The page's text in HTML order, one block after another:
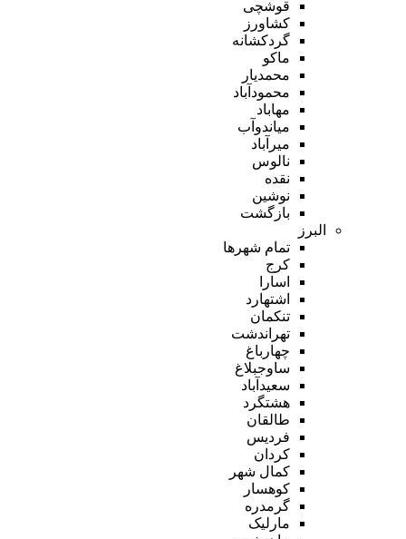
قوشچی
کشاورز
گردکشانه
ماکو
محمدیار
محمودآباد
مهاباد
میاندوآب
میرآباد
نالوس
نقده
نوشین
بازگشت
البرز
تمام شهر‌ها
کرج
اسارا
اشتهارد
تنکمان
تهراندشت
چهارباغ
ساوجبلاغ
سعیدآباد
هشتگرد
طالقان
فردیس
کردان
کمال شهر
کوهسار
گرمدره
مارلیک